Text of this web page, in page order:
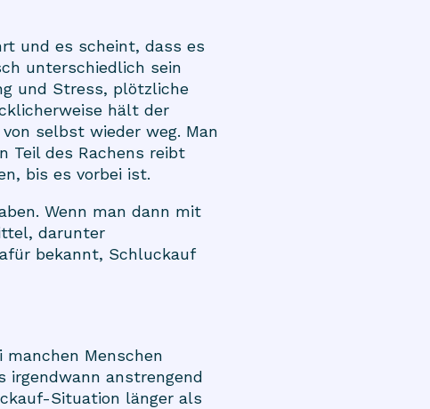
und es scheint, dass es
unterschiedlich sein
und Stress, plötzliche
hält der
selbst wieder weg. Man
Teil des Rachens reibt
bis es vorbei ist.
Wenn man dann mit
darunter
bekannt, Schluckauf
manchen Menschen
irgendwann anstrengend
Situation länger als